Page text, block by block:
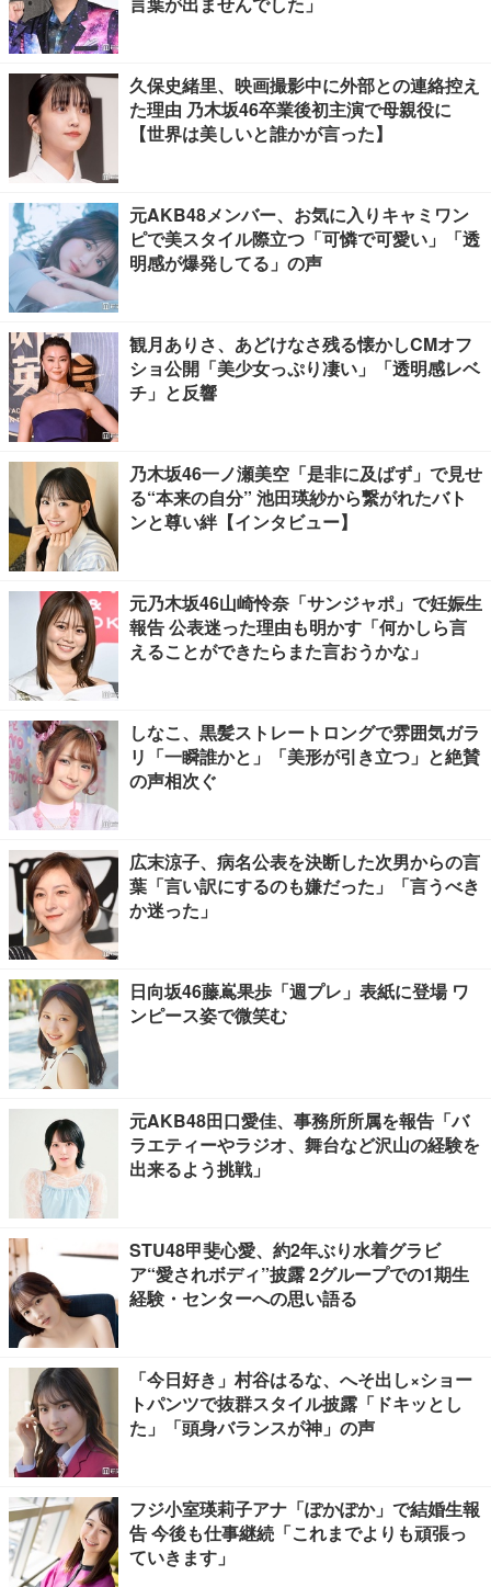
久保史緒里、映画撮影中に外部との連絡控え
た理由 乃木坂46卒業後初主演で母親役に
【世界は美しいと誰かが言った】
元AKB48メンバー、お気に入りキャミワン
ピで美スタイル際立つ「可憐で可愛い」「透
明感が爆発してる」の声
観月ありさ、あどけなさ残る懐かしCMオフ
ショ公開「美少女っぷり凄い」「透明感レベ
チ」と反響
乃木坂46一ノ瀬美空「是非に及ばず」で見せ
る“本来の自分” 池田瑛紗から繋がれたバト
ンと尊い絆【インタビュー】
元乃木坂46山崎怜奈「サンジャポ」で妊娠生
報告 公表迷った理由も明かす「何かしら言
えることができたらまた言おうかな」
しなこ、黒髪ストレートロングで雰囲気ガラ
リ「一瞬誰かと」「美形が引き立つ」と絶賛
の声相次ぐ
広末涼子、病名公表を決断した次男からの言
葉「言い訳にするのも嫌だった」「言うべき
か迷った」
日向坂46藤嶌果歩「週プレ」表紙に登場 ワ
ンピース姿で微笑む
元AKB48田口愛佳、事務所所属を報告「バ
ラエティーやラジオ、舞台など沢山の経験を
出来るよう挑戦」
STU48甲斐心愛、約2年ぶり水着グラビ
ア“愛されボディ”披露 2グループでの1期生
経験・センターへの思い語る
「今日好き」村谷はるな、へそ出し×ショー
トパンツで抜群スタイル披露「ドキッとし
た」「頭身バランスが神」の声
フジ小室瑛莉子アナ「ぽかぽか」で結婚生報
告 今後も仕事継続「これまでよりも頑張っ
ていきます」